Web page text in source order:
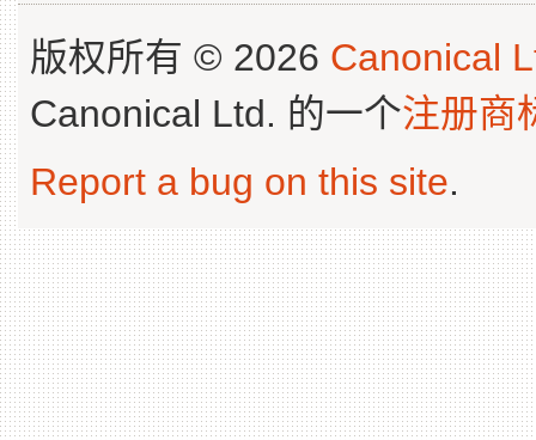
版权所有 © 2026 Canonical
Canonical Ltd. 的一个注册商
Report a bug on this site.